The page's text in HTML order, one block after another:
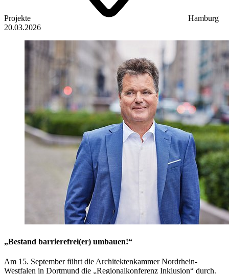
Projekte
Hamburg
20.03.2026
„Bestand barrierefrei(er) umbauen!“
Am 15. September führt die Architektenkammer Nordrhein-
Westfalen in Dortmund die „Regionalkonferenz Inklusion“ durch.